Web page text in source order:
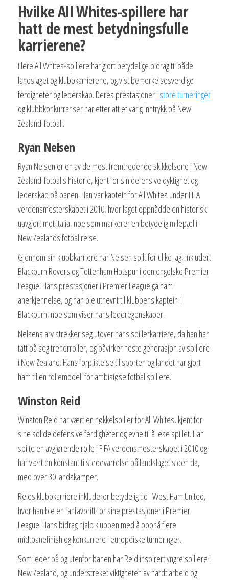
Hvilke All Whites-spillere har
hatt de mest betydningsfulle
karrierene?
Flere All Whites-spillere har gjort betydelige bidrag til både
landslaget og klubbkarrierene, og vist bemerkelsesverdige
ferdigheter og lederskap. Deres prestasjoner i store turneringer
og klubbkonkurranser har etterlatt et varig inntrykk på New
Zealand-fotball.
Ryan Nelsen
Ryan Nelsen er en av de mest fremtredende skikkelsene i New
Zealand-fotballs historie, kjent for sin defensive dyktighet og
lederskap på banen. Han var kaptein for All Whites under FIFA
verdensmesterskapet i 2010, hvor laget oppnådde en historisk
uavgjort mot Italia, noe som markerer en betydelig milepæl i
New Zealands fotballreise.
Gjennom sin klubbkarriere har Nelsen spilt for ulike lag, inkludert
Blackburn Rovers og Tottenham Hotspur i den engelske Premier
League. Hans prestasjoner i Premier League ga ham
anerkjennelse, og han ble utnevnt til klubbens kaptein i
Blackburn, noe som viser hans lederegenskaper.
Nelsens arv strekker seg utover hans spillerkarriere, da han har
tatt på seg trenerroller, og påvirker neste generasjon av spillere
i New Zealand. Hans forpliktelse til sporten og landet har gjort
ham til en rollemodell for ambisiøse fotballspillere.
Winston Reid
Winston Reid har vært en nøkkelspiller for All Whites, kjent for
sine solide defensive ferdigheter og evne til å lese spillet. Han
spilte en avgjørende rolle i FIFA verdensmesterskapet i 2010 og
har vært en konstant tilstedeværelse på landslaget siden da,
med over 30 landskamper.
Reids klubbkarriere inkluderer betydelig tid i West Ham United,
hvor han ble en fanfavoritt for sine prestasjoner i Premier
League. Hans bidrag hjalp klubben med å oppnå flere
midtbanefinish og konkurrere i europeiske turneringer.
Som leder på og utenfor banen har Reid inspirert yngre spillere i
New Zealand, og understreket viktigheten av hardt arbeid og